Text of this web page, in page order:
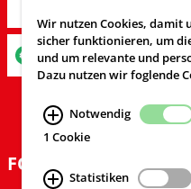
FOLGEN SIE UNS
Wir nutzen Cookies, damit
sicher funktionieren, um
und um relevante und
Dazu nutzen wir foglende
Notwendig
1 Cookie
Statistiken